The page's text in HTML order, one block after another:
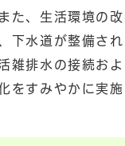
た、生活環境の
下水道が整備さ
雑排水の接続お
をすみやかに実